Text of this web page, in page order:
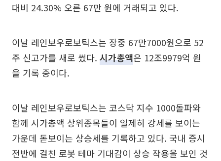
대비 24.30% 오른 67만 원에 거래되고 있다.
이날 레인보우로보틱스는 장중 67만7000원으로 52
주 신고가를 새로 썼다. 시가총액은 12조9979억 원
을 기록 중이다.
이날 레인보우로보틱스는 코스닥 지수 1000돌파와
함께 시가총액 상위종목들이 일제히 강세를 보이는
가운데 돋보이는 상승세를 기록하고 있다. 국내 증시
전반에 걸친 로봇 테마 기대감이 상승 작용을 보인 것